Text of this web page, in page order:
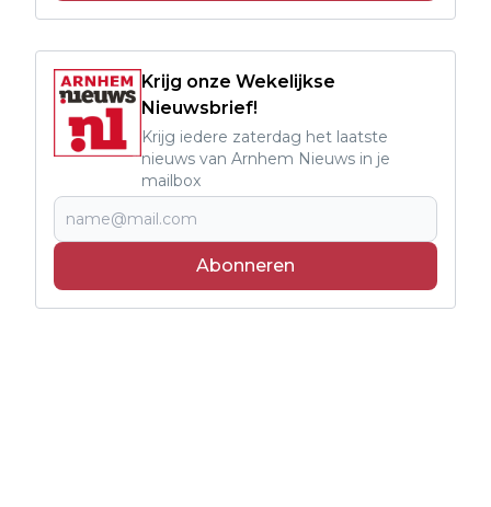
Krijg onze Wekelijkse
Nieuwsbrief!
Krijg iedere zaterdag het laatste
nieuws van Arnhem Nieuws in je
mailbox
Abonneren